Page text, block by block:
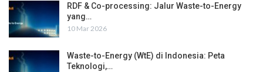
RDF & Co-processing: Jalur Waste-to-Energy
yang…
10 Mar 2026
Waste-to-Energy (WtE) di Indonesia: Peta
Teknologi,…